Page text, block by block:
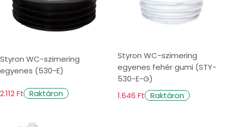
Styron WC-szimering
egyenes (530-E)
2.112 Ft Raktáron
Styron WC-szimering
egyenes fehér gumi (STY-
530-E-G)
1.646 Ft Raktáron